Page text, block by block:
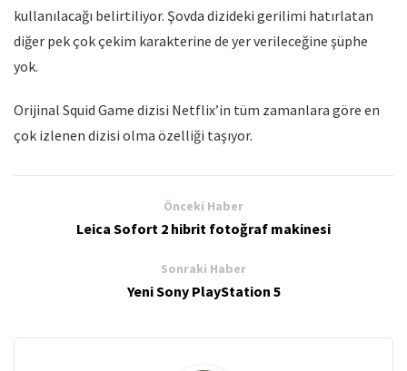
kullanılacağı belirtiliyor. Şovda dizideki gerilimi hatırlatan
diğer pek çok çekim karakterine de yer verileceğine şüphe
yok.
Orijinal Squid Game dizisi Netflix’in tüm zamanlara göre en
çok izlenen dizisi olma özelliği taşıyor.
Önceki Haber
Leica Sofort 2 hibrit fotoğraf makinesi
Sonraki Haber
Yeni Sony PlayStation 5